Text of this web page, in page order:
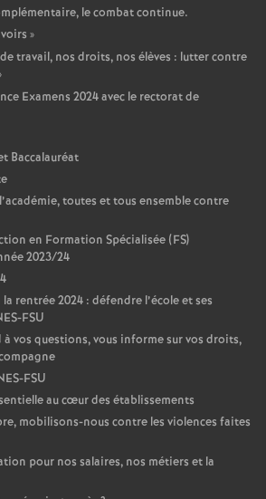
le combat continue.
»
travail, nos droits, nos élèves : lutter contre
Examens 2024 avec le rectorat de
Baccalauréat
toutes et tous ensemble contre
en Formation Spécialisée (FS)
2023/24
rentrée 2024 : défendre l’école et ses
FSU
à vos questions, vous informe sur vos droits,
FSU
au cœur des établissements
mobilisons-nous contre les violences faites
pour nos salaires, nos métiers et la